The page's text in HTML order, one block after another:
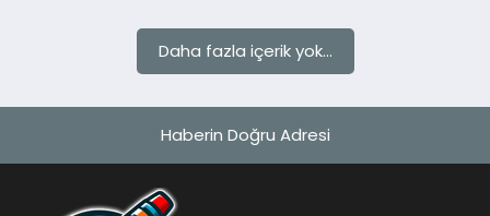
Daha fazla içerik yok...
Haberin Doğru Adresi